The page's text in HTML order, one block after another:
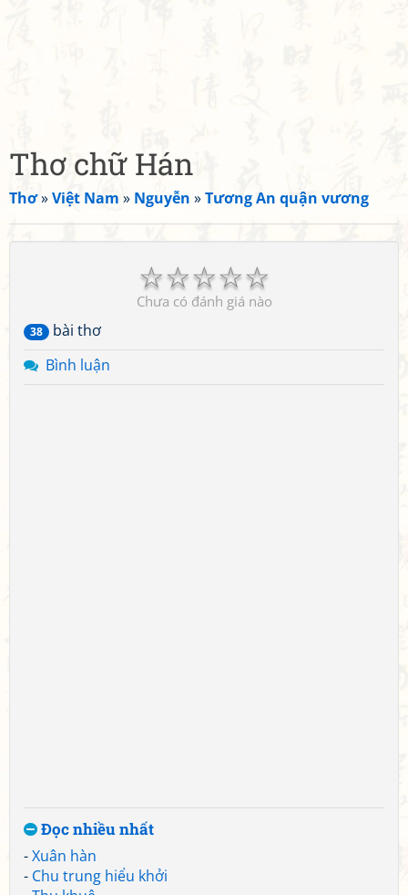
Thơ chữ Hán
Thơ»Việt Nam » Nguyễn »Tương An quận vương
☆
☆
☆
☆
☆
Chưa có đánh giá nào
38
bài thơ
Bình luận
Đọc nhiều nhất
-Xuân hàn
- Chu trung hiểu khởi